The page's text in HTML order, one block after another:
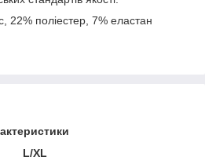
22% поліестер, 7% еластан
L/XL